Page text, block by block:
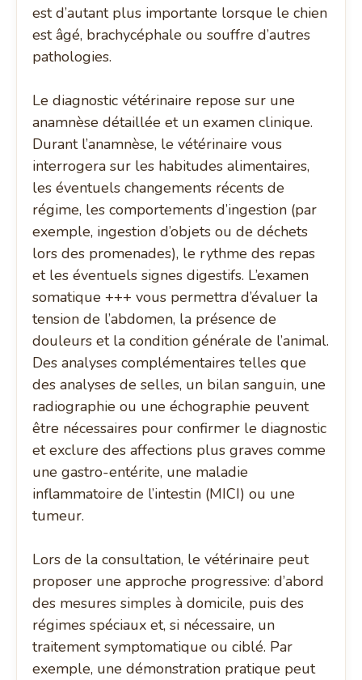
est d’autant plus importante lorsque le chien
est âgé, brachycéphale ou souffre d’autres
pathologies.
Le diagnostic vétérinaire repose sur une
anamnèse détaillée et un examen clinique.
Durant l’anamnèse, le vétérinaire vous
interrogera sur les habitudes alimentaires,
les éventuels changements récents de
régime, les comportements d’ingestion (par
exemple, ingestion d’objets ou de déchets
lors des promenades), le rythme des repas
et les éventuels signes digestifs. L’examen
somatique +++ vous permettra d’évaluer la
tension de l’abdomen, la présence de
douleurs et la condition générale de l’animal.
Des analyses complémentaires telles que
des analyses de selles, un bilan sanguin, une
radiographie ou une échographie peuvent
être nécessaires pour confirmer le diagnostic
et exclure des affections plus graves comme
une gastro-entérite, une maladie
inflammatoire de l’intestin (MICI) ou une
tumeur.
Lors de la consultation, le vétérinaire peut
proposer une approche progressive: d’abord
des mesures simples à domicile, puis des
régimes spéciaux et, si nécessaire, un
traitement symptomatique ou ciblé. Par
exemple, une démonstration pratique peut